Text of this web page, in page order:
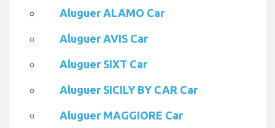
Aluguer ALAMO Car
Aluguer AVIS Car
Aluguer SIXT Car
Aluguer SICILY BY CAR Car
Aluguer MAGGIORE Car